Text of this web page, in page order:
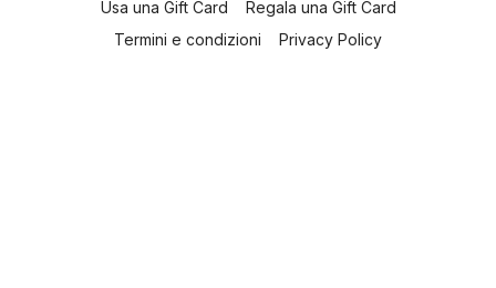
Usa una Gift Card
Regala una Gift Card
Termini e condizioni
Privacy Policy